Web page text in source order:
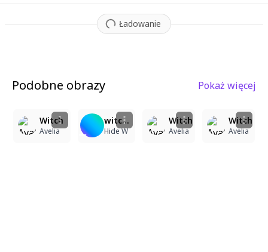
Ładowanie
Podobne obrazy Pokaż więcej
Witch
Avelia
witch with cat
Hide W
Witch
Avelia
Witch
Avelia